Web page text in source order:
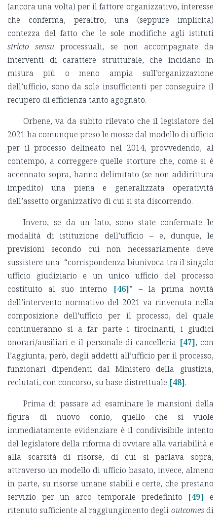
(ancora una volta) per il fattore organizzativo, interesse
che conferma, peraltro, una (seppure implicita)
contezza del fatto che le sole modifiche agli istituti
stricto sensuprocessuali, se non accompagnate da
interventi di carattere strutturale, che incidano in
misura più o meno ampia sull’organizzazione
dell’ufficio, sono da sole insufficienti per conseguire il
recupero di efficienza tanto agognato.
Orbene, va da subito rilevato che il legislatore del
2021 ha comunque preso le mosse dal modello di ufficio
per il processo delineato nel 2014, provvedendo, al
contempo, a correggere quelle storture che, come si è
accennato sopra, hanno delimitato (se non addirittura
impedito) una piena e generalizzata operatività
dell’assetto organizzativo di cui si sta discorrendo.
Invero, se da un lato, sono state confermate le
modalità di istituzione dell’ufficio – e, dunque, le
previsioni secondo cui non necessariamente deve
sussistere una “corrispondenza biunivoca tra il singolo
ufficio giudiziario e un unico ufficio del processo
costituito al suo interno
[46]” – la prima novità
dell’intervento normativo del 2021 va rinvenuta nella
composizione dell’ufficio per il processo, del quale
continueranno sì a far parte i tirocinanti, i giudici
onorari/ausiliari e il personale di cancelleria [47], con
l’aggiunta, però, degli addetti all’ufficio per il processo,
funzionari dipendenti dal Ministero della giustizia,
reclutati, con concorso, su base distrettuale [48].
Prima di passare ad esaminare le mansioni della
figura di nuovo conio, quello che si vuole
immediatamente evidenziare è il condivisibile intento
del legislatore della riforma di ovviare alla variabilità e
alla scarsità di risorse, di cui si parlava sopra,
attraverso un modello di ufficio basato, invece, almeno
in parte, su risorse umane stabili e certe, che prestano
servizio per un arco temporale predefinito
[49] e
ritenuto sufficiente al raggiungimento degli outcomesdi